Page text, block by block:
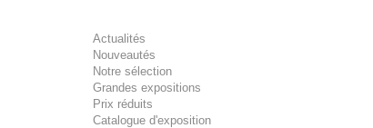
Actualités
Nouveautés
Notre sélection
Grandes expositions
Prix réduits
Catalogue d'exposition